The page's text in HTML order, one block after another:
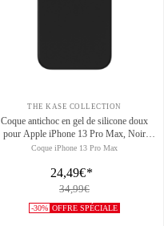
THE KASE COLLECTION
Coque antichoc en gel de silicone doux
pour Apple iPhone 13 Pro Max, Noir
satin
Coque iPhone 13 Pro Max
24,49€*
34,99€
-30% OFFRE SPÉCIALE